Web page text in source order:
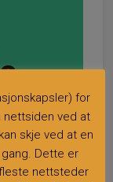
for
nettsiden ved at
skje ved at en
Dette er
nettsteder